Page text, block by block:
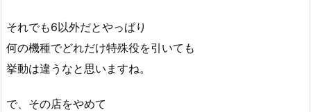
それでも6以外だとやっぱり
何の機種でどれだけ特殊役を引いても
挙動は違うなと思いますね。
で、その店をやめて